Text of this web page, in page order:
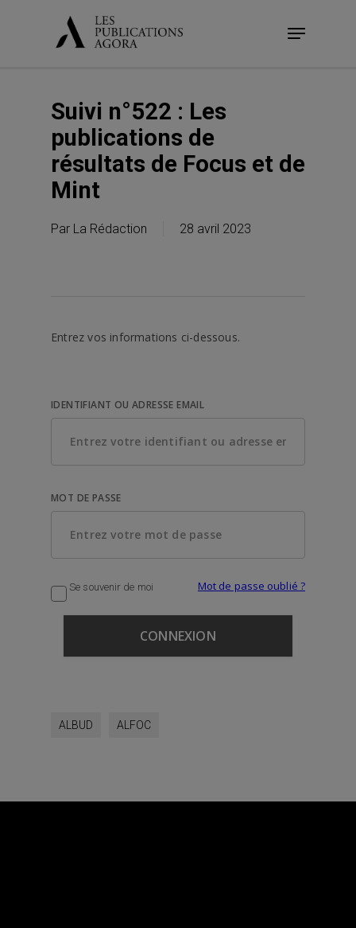
Menu
Suivi n°522 : Les
publications de
résultats de Focus et de
Mint
Par La Rédaction 28 avril 2023
Entrez vos informations ci-dessous.
IDENTIFIANT OU ADRESSE EMAIL
MOT DE PASSE
Se souvenir de moi Mot de passe oublié ?
ALBUD ALFOC